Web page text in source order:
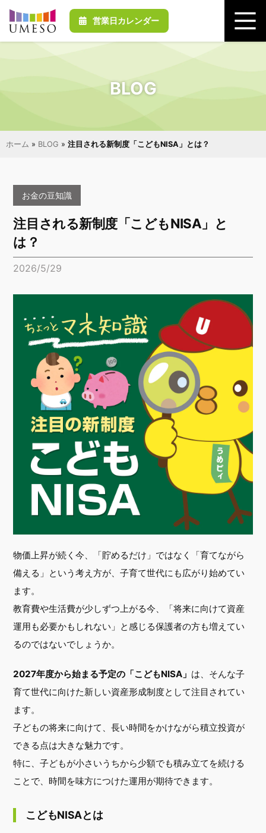
営業日カレンダー
BLOG
ホーム » BLOG » 注目される新制度「こどもNISA」とは？
お金の豆知識
注目される新制度「こどもNISA」と
は？
2026/5/29
物価上昇が続く今、「貯めるだけ」ではなく「育てながら
備える」という考え方が、子育て世代にも広がり始めてい
ます。
教育費や生活費が少しずつ上がる今、「将来に向けて資産
運用も必要かもしれない」と感じる保護者の方も増えてい
るのではないでしょうか。
2027年度から始まる予定の「こどもNISA」 は、そんな子
育て世代に向けた新しい資産形成制度として注目されてい
ます。
子どもの将来に向けて、長い時間をかけながら積立投資が
できる点は大きな魅力です。
特に、子どもが小さいうちから少額でも積み立てを続ける
ことで、時間を味方につけた運用が期待できます。
こどもNISAとは